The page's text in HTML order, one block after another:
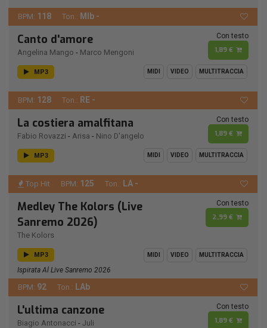
BPM: 118 Ton.: MIb -
Canto d'amore
Angelina Mango - Marco Mengoni
Con testo
1,89 €
MP3 MIDI VIDEO MULTITRACCIA
BPM: 128 Ton.: RE -
La costiera amalfitana
Fabio Rovazzi - Arisa - Nino D'angelo
Con testo
1,89 €
MP3 MIDI VIDEO MULTITRACCIA
Top Hit BPM: 125 Ton.: LA -
Medley The Kolors (Live
Sanremo 2026)
The Kolors
Con testo
2,99 €
MP3 MIDI VIDEO MULTITRACCIA
Ispirata Al Live Sanremo 2026
BPM: 92 Ton.: LAb
L'ultima canzone
Biagio Antonacci - Juli
Con testo
1,89 €